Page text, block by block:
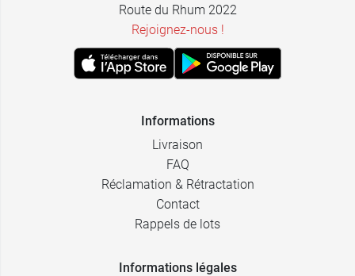
Route du Rhum 2022
Rejoignez-nous !
Informations
Livraison
FAQ
Réclamation & Rétractation
Contact
Rappels de lots
Informations légales